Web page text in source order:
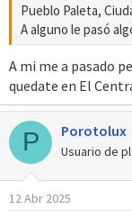
Pueblo Paleta,
A alguno le pasó
A mi me a pasado
quedate en El
P Porotolux
Usuario de
12 Abr 2025